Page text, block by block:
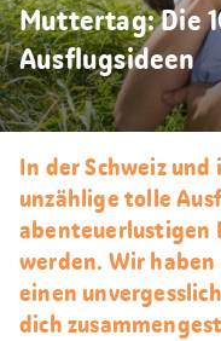
Muttertag: Die
Ausflugsideen
In der Schweiz
unzählige tolle
abenteuerlustigen
werden. Wir
einen
dich